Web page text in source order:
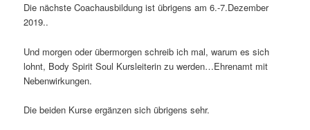
Die nächste Coachausbildung ist übrigens am 6.-7.Dezember
2019..
Und morgen oder übermorgen schreib ich mal, warum es sich
lohnt, Body Spirit Soul Kursleiterin zu werden…Ehrenamt mit
Nebenwirkungen.
Die beiden Kurse ergänzen sich übrigens sehr.